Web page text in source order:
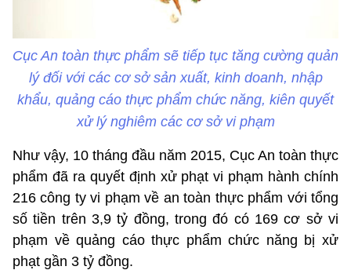
Cục An toàn thực phẩm sẽ tiếp tục tăng cường quản
lý đối với các cơ sở sản xuất, kinh doanh, nhập
khẩu, quảng cáo thực phẩm chức năng, kiên quyết
xử lý nghiêm các cơ sở vi phạm
Như vậy, 10 tháng đầu năm 2015, Cục An toàn thực
phẩm đã ra quyết định xử phạt vi phạm hành chính
216 công ty vi phạm về an toàn thực phẩm với tổng
số tiền trên 3,9 tỷ đồng, trong đó có 169 cơ sở vi
phạm về quảng cáo thực phẩm chức năng bị xử
phạt gần 3 tỷ đồng.